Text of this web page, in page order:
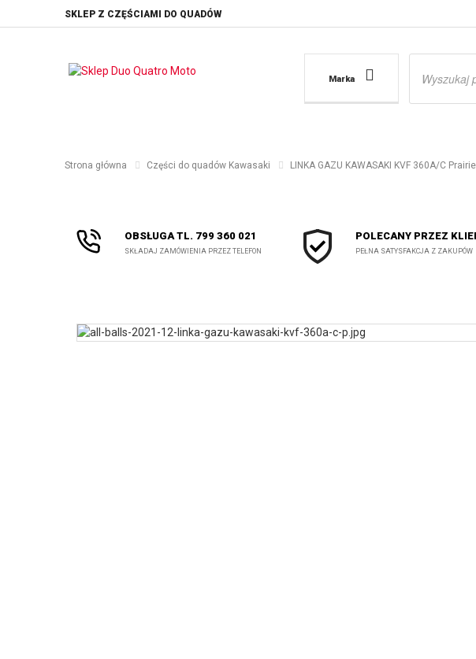
SKLEP Z CZĘŚCIAMI DO QUADÓW
Marka
Strona główna Części do quadów Kawasaki LINKA GAZU KAWASAKI KVF 360A/C Prairie
OBSŁUGA TL. 799 360 021
SKŁADAJ ZAMÓWIENIA PRZEZ TELEFON
POLECANY PRZEZ
PEŁNA SATYSFAKCJA Z ZAKUPÓW